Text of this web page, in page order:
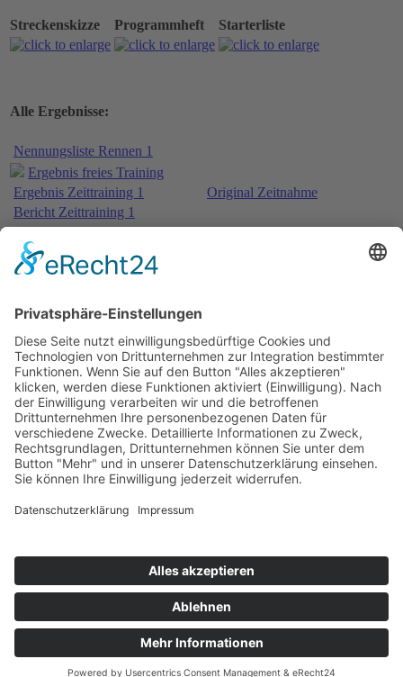
Streckenskizze Programmheft Starterliste
Alle Ergebnisse:
Nennungsliste Rennen 1
Ergebnis freies Training
Ergebnis Zeittraining 1
Original Zeitnahme
Bericht Zeittraining 1
Ergebnis Zeittraining 2
Bericht Zeittraining 2
Gesamtergebnis Zeittraining 1+2
Ergebnis Rennen 1
Bericht Rennen 1
Nennungsliste Rennen 2
Startaufstellung Rennen 2
Ergebnis Rennen 2
Original Zeitnahme
Rundentabelle Rennen 2
Bericht Rennen 2
Impressum
Jahrbuch
Cookie-Einstellungen